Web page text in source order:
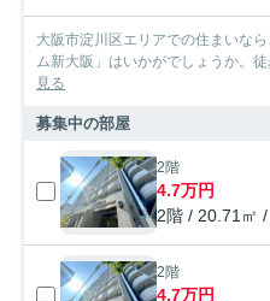
大阪市淀川区エリアでの住まいな
ム新大阪」はいかがでしょうか。
見る
募集中の部屋
2階
4.7万円
2階 / 20.71㎡
2階
4.7万円